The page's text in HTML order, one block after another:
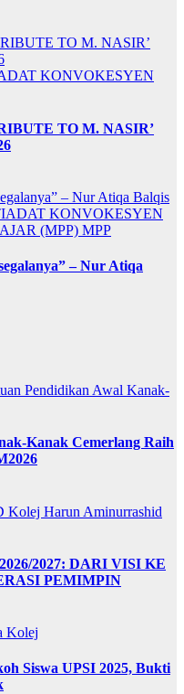
KONVOKESYEN
TO M. NASIR’
KONVOKESYEN
(MPP) MPP
– Nur Atiqa
Pendidikan Awal Kanak-
Kanak Cemerlang Raih
Kolej Harun Aminurrashid
2027: DARI VISI KE
PEMIMPIN
Kolej
Siswa UPSI 2025, Bukti